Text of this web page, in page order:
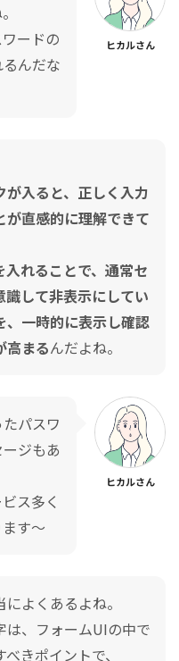
ードの
んだな
ヒカルさん
が入ると、正しく入力
が直感的に理解できて
入れることで、通常セ
識して非表示にしてい
、一時的に表示し確認
高まるんだよね。
パスワ
ジもあ
ス多く
す〜
ヒカルさん
よくあるよね。
は、フォームUIの中で
きポイントで、